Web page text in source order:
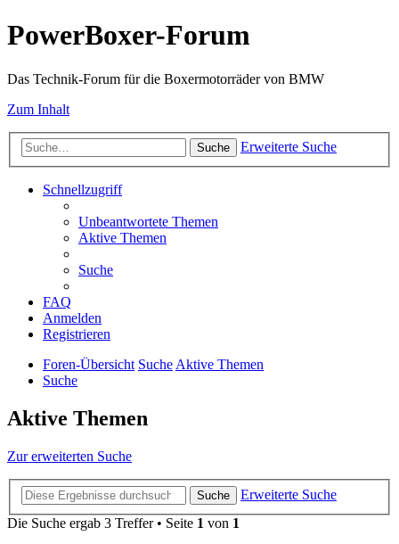
PowerBoxer-Forum
Das Technik-Forum für die Boxermotorräder von BMW
Zum Inhalt
Suche Erweiterte Suche
Schnellzugriff
Unbeantwortete Themen
Aktive Themen
Suche
FAQ
Anmelden
Registrieren
Foren-Übersicht SucheAktive Themen
Suche
Aktive Themen
Zur erweiterten Suche
Suche
Erweiterte Suche
Die Suche ergab 3 Treffer • Seite 1 von 1